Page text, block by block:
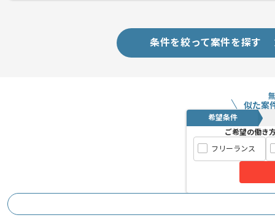
条件を絞って案件を探す
似た案
希望条件
ご希望の働き
フリーランス